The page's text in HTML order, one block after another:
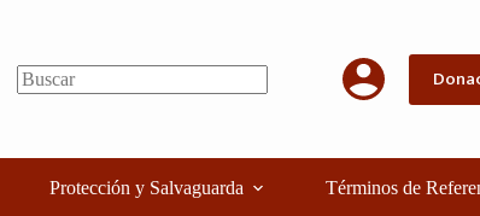
Protección y Salvaguarda Términos de